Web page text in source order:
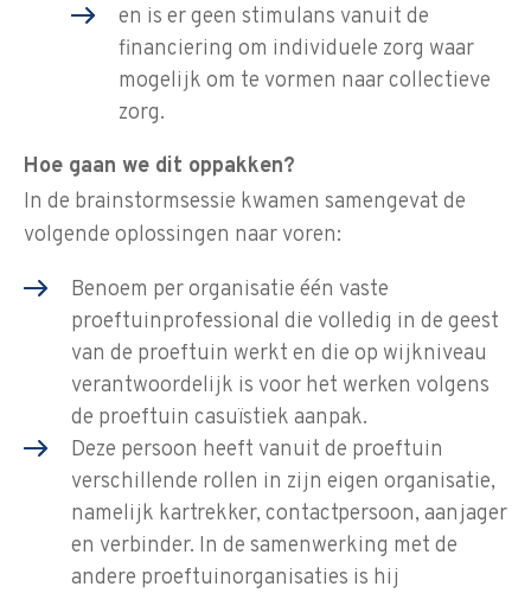
en is er geen stimulans vanuit de
financiering om individuele zorg waar
mogelijk om te vormen naar collectieve
zorg.
Hoe gaan we dit oppakken?
In de brainstormsessie kwamen samengevat de
volgende oplossingen naar voren:
Benoem per organisatie één vaste
proeftuinprofessional die volledig in de geest
van de proeftuin werkt en die op wijkniveau
verantwoordelijk is voor het werken volgens
de proeftuin casuïstiek aanpak.
Deze persoon heeft vanuit de proeftuin
verschillende rollen in zijn eigen organisatie,
namelijk kartrekker, contactpersoon, aanjager
en verbinder. In de samenwerking met de
andere proeftuinorganisaties is hij